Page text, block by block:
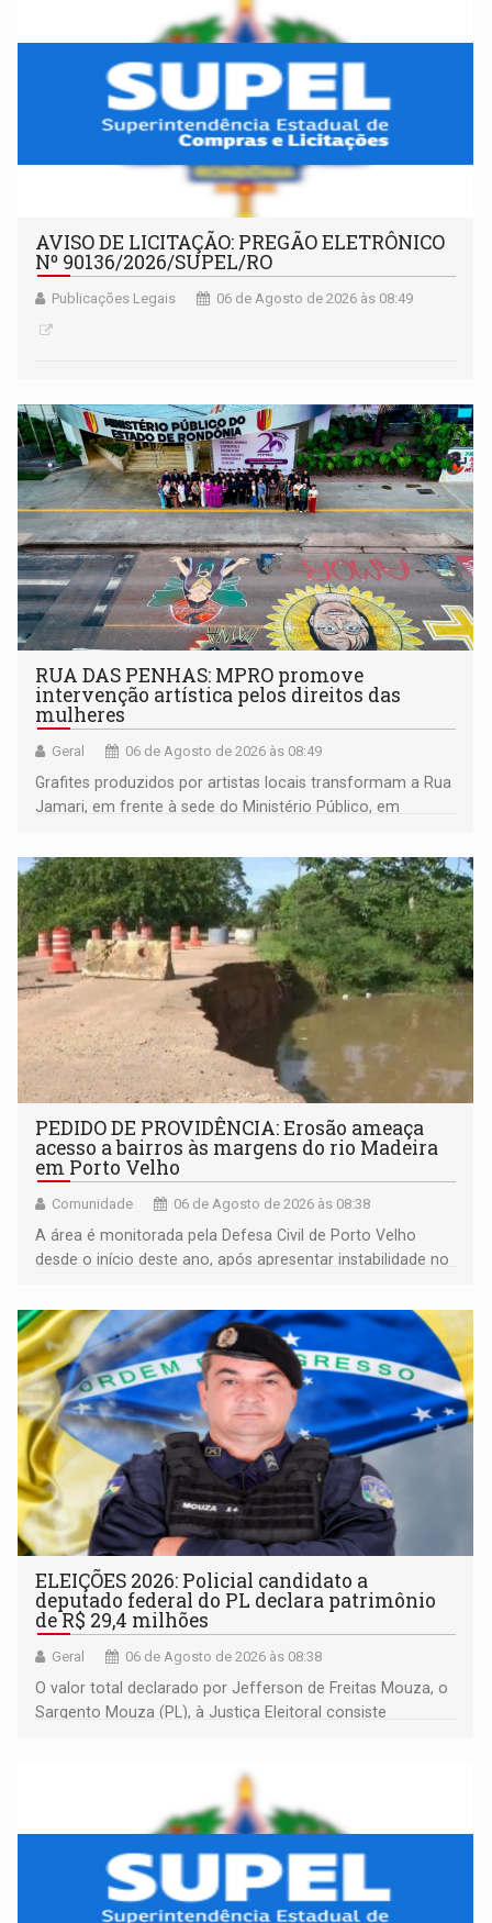
AVISO DE LICITAÇÃO: PREGÃO ELETRÔNICO
Nº 90136/2026/SUPEL/RO
Publicações Legais 06 de Agosto de 2026 às 08:49
RUA DAS PENHAS: MPRO promove
intervenção artística pelos direitos das
mulheres
Geral 06 de Agosto de 2026 às 08:49
Grafites produzidos por artistas locais transformam a Rua
Jamari, em frente à sede do Ministério Público, em
da Penha e o enfrentamento à violência
PEDIDO DE PROVIDÊNCIA: Erosão ameaça
acesso a bairros às margens do rio Madeira
em Porto Velho
Comunidade 06 de Agosto de 2026 às 08:38
A área é monitorada pela Defesa Civil de Porto Velho
desde o início deste ano, após apresentar instabilidade no
ELEIÇÕES 2026: Policial candidato a
deputado federal do PL declara patrimônio
de R$ 29,4 milhões
Geral 06 de Agosto de 2026 às 08:38
O valor total declarado por Jefferson de Freitas Mouza, o
Sargento Mouza (PL), à Justiça Eleitoral consiste